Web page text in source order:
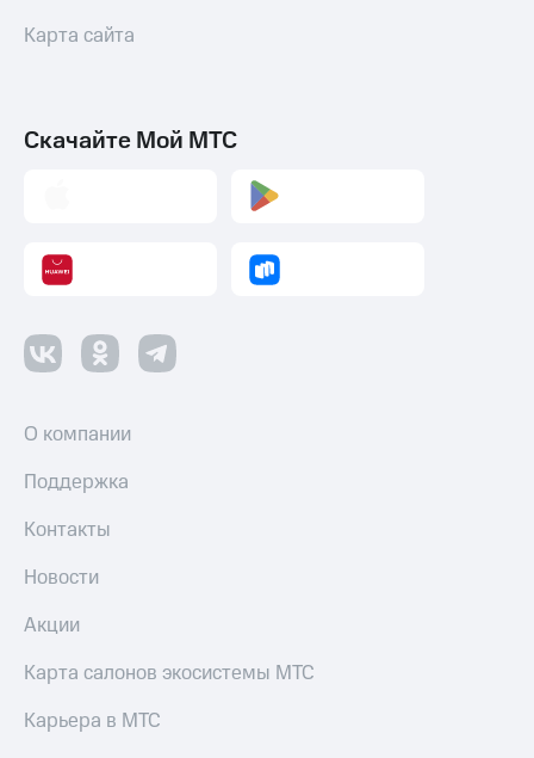
Карта сайта
Скачайте Мой МТС
О компании
Поддержка
Контакты
Новости
Акции
Карта салонов экосистемы МТС
Карьера в МТС